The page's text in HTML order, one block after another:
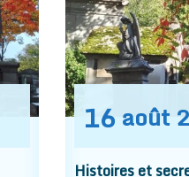
16 août
Histoires et